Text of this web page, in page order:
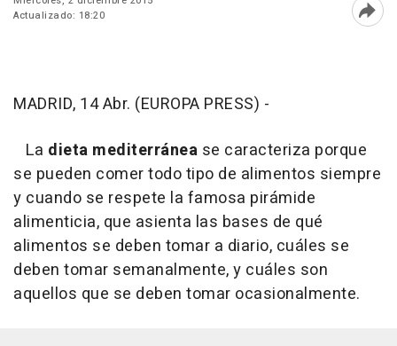
Actualizado: 18:20
MADRID, 14 Abr. (EUROPA PRESS) -
La dieta mediterránea se caracteriza porque
se pueden comer todo tipo de alimentos siempre
y cuando se respete la famosa pirámide
alimenticia, que asienta las bases de qué
alimentos se deben tomar a diario, cuáles se
deben tomar semanalmente, y cuáles son
aquellos que se deben tomar ocasionalmente.